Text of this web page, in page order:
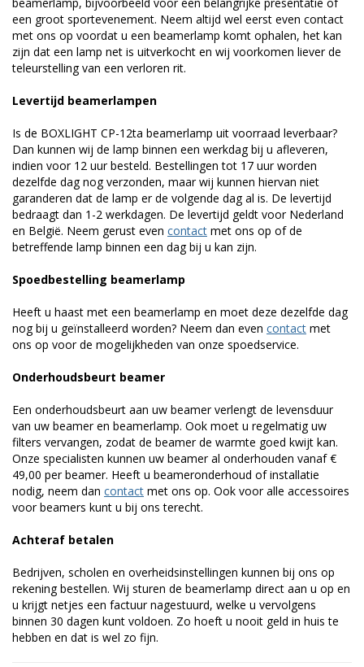
een groot sportevenement. Neem altijd wel eerst even contact
met ons op voordat u een beamerlamp komt ophalen, het kan
zijn dat een lamp net is uitverkocht en wij voorkomen liever de
teleurstelling van een verloren rit.
Levertijd beamerlampen
Is de BOXLIGHT CP-12ta beamerlamp uit voorraad leverbaar?
Dan kunnen wij de lamp binnen een werkdag bij u afleveren,
indien voor 12 uur besteld. Bestellingen tot 17 uur worden
dezelfde dag nog verzonden, maar wij kunnen hiervan niet
garanderen dat de lamp er de volgende dag al is. De levertijd
bedraagt dan 1-2 werkdagen. De levertijd geldt voor Nederland
en België. Neem gerust even contact met ons op of de
betreffende lamp binnen een dag bij u kan zijn.
Spoedbestelling beamerlamp
Heeft u haast met een beamerlamp en moet deze dezelfde dag
nog bij u geïnstalleerd worden? Neem dan even contact met
ons op voor de mogelijkheden van onze spoedservice.
Onderhoudsbeurt beamer
Een onderhoudsbeurt aan uw beamer verlengt de levensduur
van uw beamer en beamerlamp. Ook moet u regelmatig uw
filters vervangen, zodat de beamer de warmte goed kwijt kan.
Onze specialisten kunnen uw beamer al onderhouden vanaf €
49,00 per beamer. Heeft u beameronderhoud of installatie
nodig, neem dan contact met ons op. Ook voor alle accessoires
voor beamers kunt u bij ons terecht.
Achteraf betalen
Bedrijven, scholen en overheidsinstellingen kunnen bij ons op
rekening bestellen. Wij sturen de beamerlamp direct aan u op en
u krijgt netjes een factuur nagestuurd, welke u vervolgens
binnen 30 dagen kunt voldoen. Zo hoeft u nooit geld in huis te
hebben en dat is wel zo fijn.